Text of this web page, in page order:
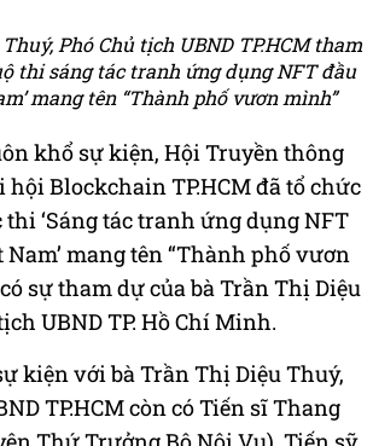
Phó Chủ tịch UBND TP.HCM tham
thi sáng tác tranh ứng dụng NFT đầu
mang tên “Thành phố vươn mình”
khổ sự kiện, Hội Truyền thông
hội Blockchain TP.HCM đã tổ chức
‘Sáng tác tranh ứng dụng NFT
mang tên “Thành phố vươn
sự tham dự của bà Trần Thị Diệu
UBND TP. Hồ Chí Minh.
kiện với bà Trần Thị Diệu Thuý,
TP.HCM còn có Tiến sĩ Thang